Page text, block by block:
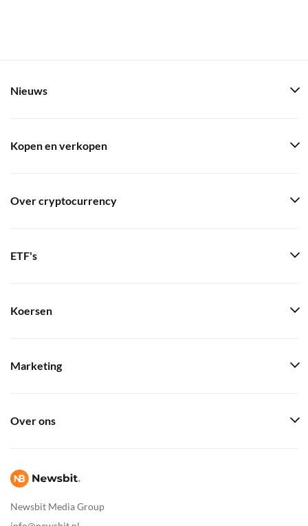
Newsbit Media Group
Nieuws
Kopen en verkopen
Over cryptocurrency
ETF's
Koersen
Marketing
Over ons